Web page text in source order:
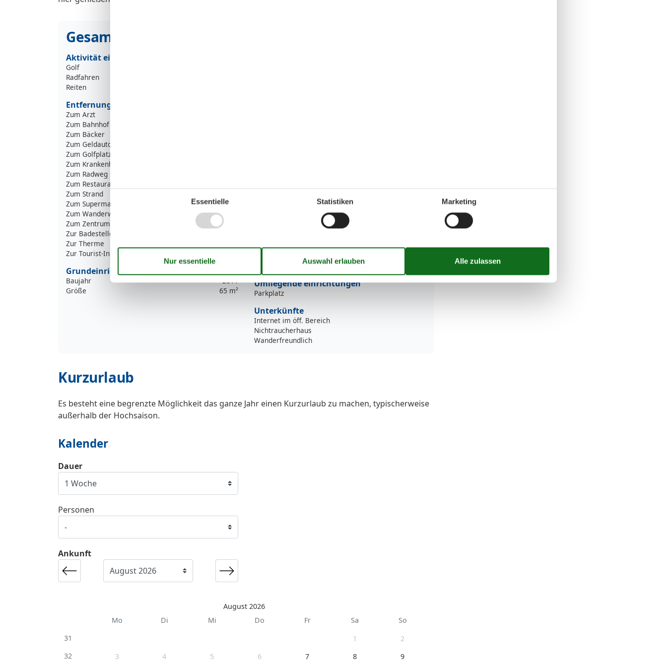
Gesamte Ausstattung
Aktivität einrichtungen
Golf
Radfahren
Reiten
Entfernungen
Zum Arzt
Zum Bahnhof
Zum Bäcker
Zum Geldautomaten/Bank
Zum Golfplatz
Zum Krankenhaus/Klinik
Zum Radweg
Zum Restaurant
Zum Strand
Zum Supermarkt
50 m
Zum Wanderweg
1,5 km
Zum Zentrum
550 m
Zur Badestelle/Gewässer
Zur Therme
Zur Tourist-Information
Grundeinrichtungen
Baujahr
2011
Größe
65 m²
Kühlschrank
Mehrere Schlafzimmer
Tiere nicht erlaubt
Umliegende einrichtungen
Parkplatz
Unterkünfte
Internet im öff. Bereich
Nichtraucherhaus
Wanderfreundlich
Kurzurlaub
Es besteht eine begrenzte Möglichkeit das ganze Jahr einen Kurzurlaub zu machen, typischerweise
außerhalb der Hochsaison.
Kalender
Ankunft
August 2026
Mo
Di Mi Do Fr Sa
So
31
1
2
32
3 4 5 6 7 8 9
Dauer
Personen
Essentielle Statistiken Marketing